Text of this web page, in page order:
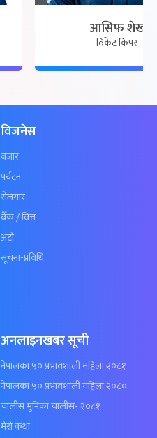
आसिफ शेख
विकेट किपर
विजनेस
बजार
पर्यटन
रोजगार
बैँक / वित्त
अटो
सूचना-प्रविधि
अनलाइनखबर सूची
नेपालका ५० प्रभावशाली महिला २०८१
नेपालका ५० प्रभावशाली महिला २०८०
चालीस मुनिका चालीस- २०८१
मेरो कथा